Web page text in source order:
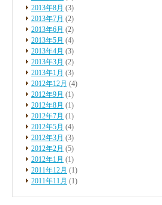
2013年8月 (3)
2013年7月 (2)
2013年6月 (2)
2013年5月 (4)
2013年4月 (3)
2013年3月 (2)
2013年1月 (3)
2012年12月 (4)
2012年9月 (1)
2012年8月 (1)
2012年7月 (1)
2012年5月 (4)
2012年3月 (3)
2012年2月 (5)
2012年1月 (1)
2011年12月 (1)
2011年11月 (1)